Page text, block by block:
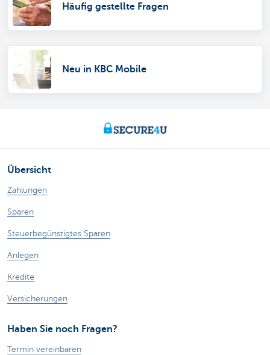
Häufig gestellte Fragen
Neu in KBC Mobile
Übersicht
Zahlungen
Sparen
Steuerbegünstigtes Sparen
Anlegen
Kredite
Versicherungen
Haben Sie noch Fragen?
Termin vereinbaren